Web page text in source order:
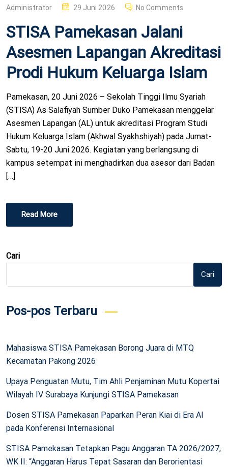
Administrator
P
S
E
D
N
29 Juni 2026 No Comments
STISA Pamekasan Jalani
Asesmen Lapangan Akreditasi
Prodi Hukum Keluarga Islam
Pamekasan, 20 Juni 2026 – Sekolah Tinggi Ilmu Syariah
(STISA) As Salafiyah Sumber Duko Pamekasan menggelar
Asesmen Lapangan (AL) untuk akreditasi Program Studi
Hukum Keluarga Islam (Akhwal Syakhshiyah) pada Jumat-
Sabtu, 19-20 Juni 2026. Kegiatan yang berlangsung di
kampus setempat ini menghadirkan dua asesor dari Badan
[…]
Read More
Cari
Cari
Pos-pos Terbaru
Mahasiswa STISA Pamekasan Borong Juara di MTQ
Kecamatan Pakong 2026
Upaya Penguatan Mutu, Tim Ahli Penjaminan Mutu Kopertai
Wilayah IV Surabaya Kunjungi STISA Pamekasan
Dosen STISA Pamekasan Paparkan Peran Kiai di Era AI
pada Konferensi Internasional
STISA Pamekasan Tetapkan Pagu Anggaran TA 2026/2027,
WK II: “Anggaran Harus Tepat Sasaran dan Berorientasi